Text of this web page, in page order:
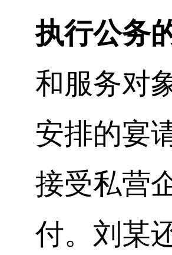
执行公务
和服务对
安排的宴
接受私营
付。刘某